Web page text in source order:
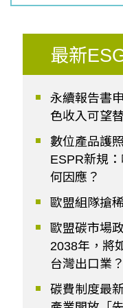
最新
永續報告書
色收入可望
數位產品護
ESPR新規
何因應？
歐盟組隊搶
歐盟碳市場
2038年，將
台灣出口業？
碳費制度最